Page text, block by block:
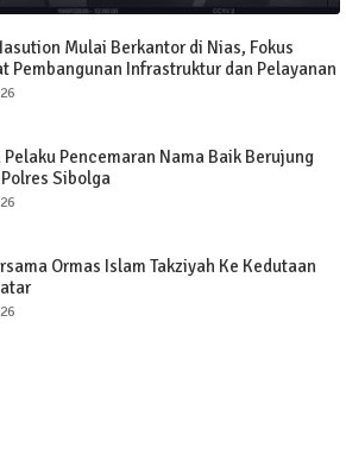
Mulai Berkantor di Nias, Fokus
Pembangunan Infrastruktur dan Pelayanan
Pelaku Pencemaran Nama Baik Berujung
Sibolga
Ormas Islam Takziyah Ke Kedutaan